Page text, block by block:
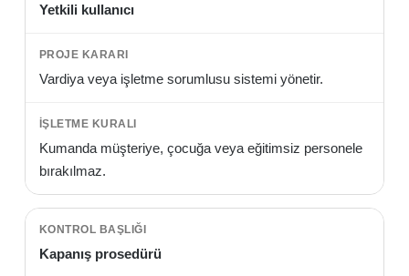
Yetkili kullanıcı
Vardiya veya işletme sorumlusu sistemi yönetir.
Kumanda müşteriye, çocuğa veya eğitimsiz personele
bırakılmaz.
Kapanış prosedürü